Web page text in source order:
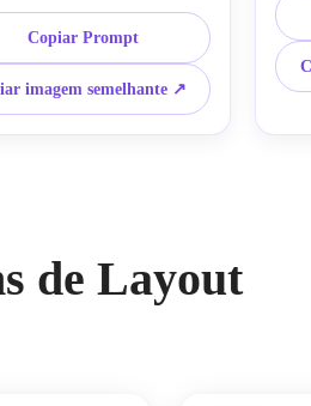
desabados, complexos de
fortificados, estradas
texturas de concreto
atmosfera esfumaçada,
cinza-verde silenciada, clima
cinematográfica,
Copiar Prompt
imagem semelhante ↗
de Layout